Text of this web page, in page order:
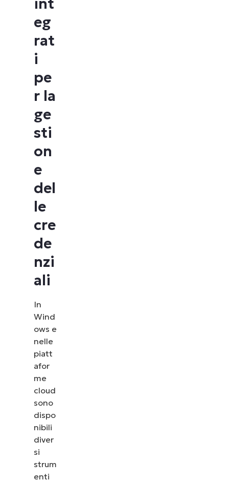
int
eg
rat
i
pe
r la
ge
sti
on
e
del
le
cre
de
nzi
ali
In
Wind
ows e
nelle
piatt
afor
me
cloud
sono
dispo
nibili
diver
si
strum
enti